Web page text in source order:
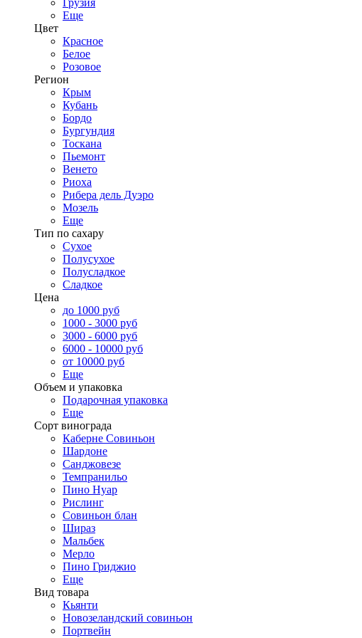
Грузия
Еще
Цвет
Красное
Белое
Розовое
Регион
Крым
Кубань
Бордо
Бургундия
Тоскана
Пьемонт
Венето
Риоха
Рибера дель Дуэро
Мозель
Еще
Тип по сахару
Сухое
Полусухое
Полусладкое
Сладкое
Цена
до 1000 руб
1000 - 3000 руб
3000 - 6000 руб
6000 - 10000 руб
от 10000 руб
Еще
Объем и упаковка
Подарочная упаковка
Еще
Сорт винограда
Каберне Совиньон
Шардоне
Санджовезе
Темпранильо
Пино Нуар
Рислинг
Совиньон блан
Шираз
Мальбек
Мерло
Пино Гриджио
Еще
Вид товара
Кьянти
Новозеландский совиньон
Портвейн